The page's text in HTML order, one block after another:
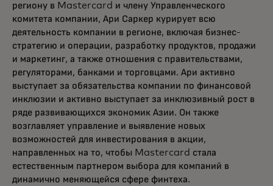
региону в Mastercard и члену Управленческого
комитета компании, Ари Саркер курирует всю
деятельность компании в регионе, включая бизнес-
стратегию и операции, разработку продуктов, продажи
и маркетинг, а также отношения с правительствами,
регуляторами, банками и торговцами. Ари активно
выступает за обязательства компании по финансовой
инклюзии и активно выступает за инклюзивный рост в
ряде развивающихся экономик Азии. Он также
возглавляет управление и выявление новых
возможностей для инвестирования в акции,
направленных на то, чтобы Mastercard стала
естественным партнером выбора для компаний в
динамично меняющейся сфере финтеха.